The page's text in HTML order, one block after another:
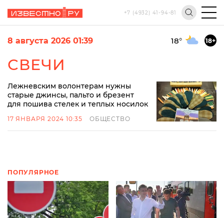
+7 (4932) 41-94-81
8 августа 2026 01:39 18° 18+
СВЕЧИ
Лежневским волонтерам нужны
старые джинсы, пальто и брезент
для пошива стелек и теплых носилок
17 ЯНВАРЯ 2024 10:35 ОБЩЕСТВО
ПОПУЛЯРНОЕ